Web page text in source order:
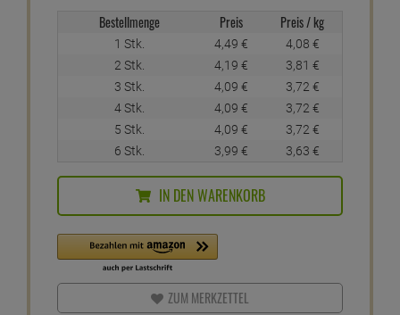
Bestellmenge Preis Preis / kg
1 Stk. 4,49 € 4, 08 €
2 Stk.
4, 19 € 3, 81 €
3 Stk.
4, 09 € 3, 72 €
4 Stk.
4, 09 € 3, 72 €
5 Stk.
4, 09 € 3, 72 €
6 Stk.
3, 99 € 3, 63 €
IN DEN WARENKORB
ZUM MERKZETTEL